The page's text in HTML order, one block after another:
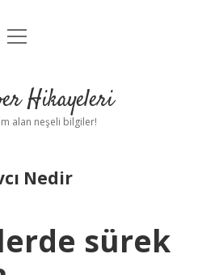
Uyarı
menüyü
Hikayeleri
alan neşeli bilgiler!
Nedir
sürek